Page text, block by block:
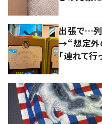
出張で…
→“想定外
「連れて行